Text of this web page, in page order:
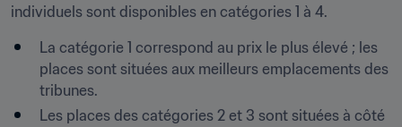
individuels sont disponibles en catégories 1 à 4.
La catégorie 1 correspond au prix le plus élevé ; les
places sont situées aux meilleurs emplacements des
tribunes.
Les places des catégories 2 et 3 sont situées à côté